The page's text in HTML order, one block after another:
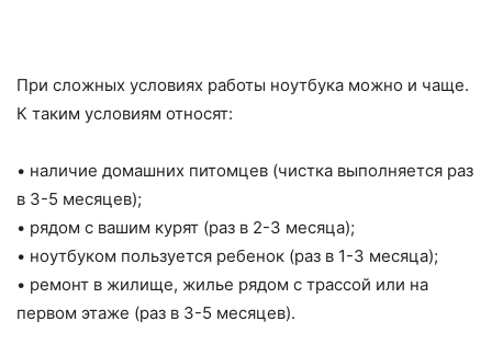
При сложных условиях работы ноутбука можно и чаще.
К таким условиям относят:
• наличие домашних питомцев (чистка выполняется раз
в 3-5 месяцев);
• рядом с вашим курят (раз в 2-3 месяца);
• ноутбуком пользуется ребенок (раз в 1-3 месяца);
• ремонт в жилище, жилье рядом с трассой или на
первом этаже (раз в 3-5 месяцев).